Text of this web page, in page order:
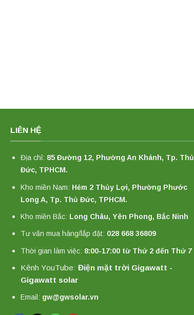
LIÊN HỆ
Địa chỉ: 85 Đường 12, Phường An Khánh, Tp. Thủ
Đức, TPHCM.
Kho miền Nam: Hẻm 2 Thủy Lợi, Phường Phước
Long A, Tp. Thủ Đức, TPHCM.
Kho miền Bắc: Long Châu, Yên Phong, Bắc Ninh
Tư vấn mua hàng/lắp đặt: 028 668 36809
Thời gian làm việc: 8:00-17:00 từ Thứ 2 đến Thứ 7
Kênh YouTube:Điện mặt trời Gigawatt -
Gigawatt solar
Email: gw@gwsolar.vn